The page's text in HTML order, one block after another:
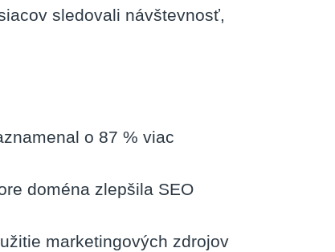
sledovali návštevnosť,
o 87 % viac
doména zlepšila SEO
marketingových zdrojov